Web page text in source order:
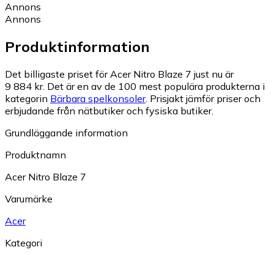
Annons
Annons
Produktinformation
Det billigaste priset för Acer Nitro Blaze 7 just nu är
9 884 kr. Det är en av de 100 mest populära produkterna i
kategorin Bärbara spelkonsoler. Prisjakt jämför priser och
erbjudande från nätbutiker och fysiska butiker.
Grundläggande information
Produktnamn
Acer Nitro Blaze 7
Varumärke
Acer
Kategori